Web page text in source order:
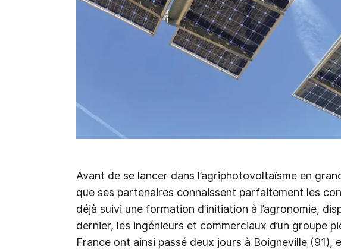
Avant de se lancer dans l’agriphotovoltaïsme en
que ses partenaires connaissent parfaitement les
déjà suivi une formation d’initiation à l’agronomie,
dernier, les ingénieurs et commerciaux d’un groupe
France ont ainsi passé deux jours à Boigneville (91),